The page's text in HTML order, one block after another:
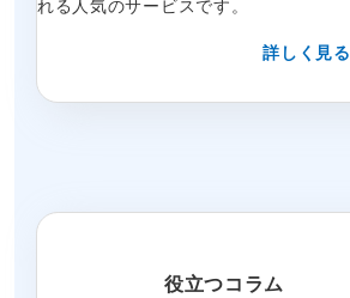
れる人気のサービスです。
詳しく見る
役立つコラム